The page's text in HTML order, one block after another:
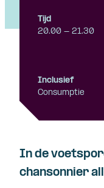
Tijd
20.00 - 21.30
Inclusief
Consumptie
In de
chansonnier